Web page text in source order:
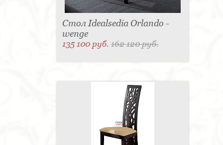
Стол Idealsedia Orlando -
wenge
135 100 руб.162 120 руб.